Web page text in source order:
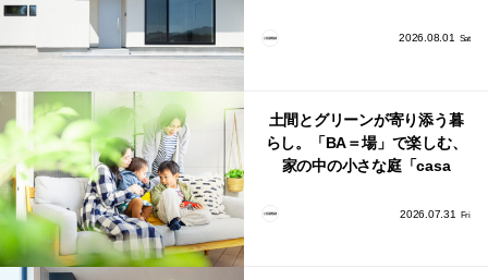
2026.08.01 Sat
土間とグリーンが寄り添う暮
らし。「BA＝場」で楽しむ、
家の中の小さな庭「casa
2026.07.31 Fri